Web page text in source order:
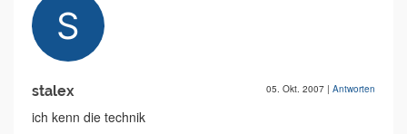
stalex 05. Okt. 2007 | Antworten
ich kenn die technik